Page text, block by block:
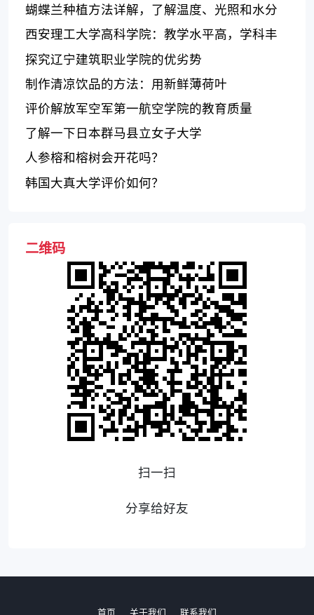
蝴蝶兰种植方法详解，了解温度、光照和水分
的关键因素
西安理工大学高科学院：教学水平高，学科丰
富，科研成果丰硕
探究辽宁建筑职业学院的优劣势
制作清凉饮品的方法：用新鲜薄荷叶
评价解放军空军第一航空学院的教育质量
了解一下日本群马县立女子大学
人参榕和榕树会开花吗？
韩国大真大学评价如何？
二维码
扫一扫
分享给好友
首页 关于我们 联系我们